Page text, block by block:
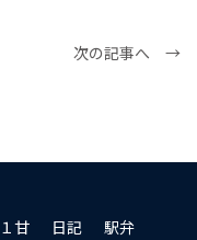
次の記事へ →
甘 日記 駅弁